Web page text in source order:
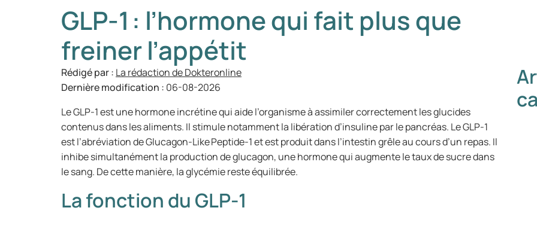
GLP-1 : l’hormone qui fait plus que
freiner l’appétit
Rédigé par : La rédaction de Dokteronline
Dernière modification : 06-08-2026
Le GLP-1 est une hormone incrétine qui aide l’organisme à assimiler correctement les glucides
contenus dans les aliments. Il stimule notamment la libération d’insuline par le pancréas. Le GLP-1
est l’abréviation de Glucagon-Like Peptide-1 et est produit dans l’intestin grêle au cours d’un repas. Il
inhibe simultanément la production de glucagon, une hormone qui augmente le taux de sucre dans
le sang. De cette manière, la glycémie reste équilibrée.
La fonction du GLP-1